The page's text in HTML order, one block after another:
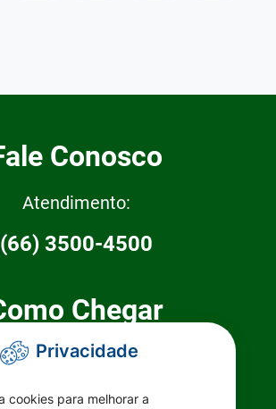
Conosco
Atendimento:
(66) 3500-4500
Chegar
Municipal de Primavera do
Privacidade
cookies para melhorar a